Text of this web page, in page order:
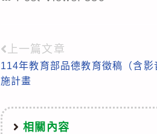
Read
more
上一篇文章
114年教育部品德教育徵稿（含影
施計畫
相關內容